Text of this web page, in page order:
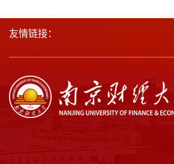
友情链接：